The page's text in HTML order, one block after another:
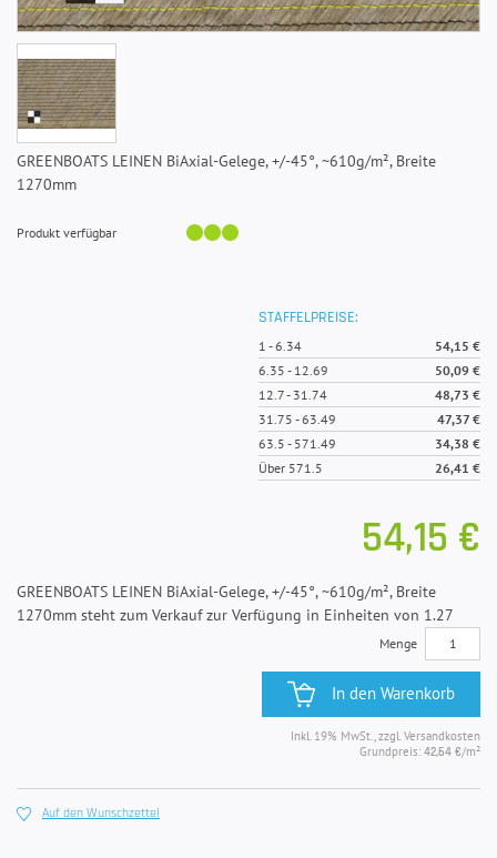
GREENBOATS LEINEN BiAxial-Gelege, +/-45°, ~610g/m², Breite
1270mm
Produkt verfügbar
STAFFELPREISE:
1 -6.34
54,15 €
6.35 - 12.69
50,09 €
12.7- 31.74
48,73 €
31.75 -63.49
47,37 €
63.5 - 571.49
34,38 €
Über 571.5
26,41 €
54,15 €
GREENBOATS LEINEN BiAxial-Gelege, +/-45°, ~610g/m², Breite
1270mm steht zum Verkauf zur Verfügung in Einheiten von 1.27
Menge
In den Warenkorb
Inkl. 19% MwSt., zzgl. Versandkosten
Grundpreis: 42,64 €/m²
Auf den Wunschzettel